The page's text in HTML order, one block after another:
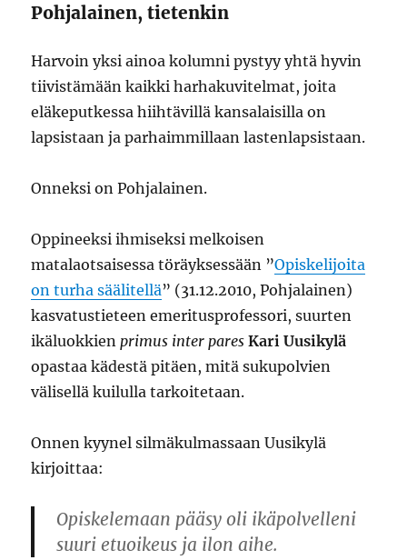
Pohjalainen, tietenkin
Harvoin yksi ainoa kolumni pystyy yhtä hyvin
tiivistämään kaikki harhakuvitelmat, joita
eläkeputkessa hiihtävillä kansalaisilla on
lapsistaan ja parhaimmillaan lastenlapsistaan.
Onneksi on Pohjalainen.
Oppineeksi ihmiseksi melkoisen
matalaotsaisessa töräyksessään ”Opiskelijoita
on turha säälitellä” (31.12.2010, Pohjalainen)
kasvatustieteen emeritusprofessori, suurten
ikäluokkienprimus inter pares Kari Uusikylä
opastaa kädestä pitäen, mitä sukupolvien
välisellä kuilulla tarkoitetaan.
Onnen kyynel silmäkulmassaan Uusikylä
kirjoittaa:
Opiskelemaan pääsy oli ikäpolvelleni
suuri etuoikeus ja ilon aihe.